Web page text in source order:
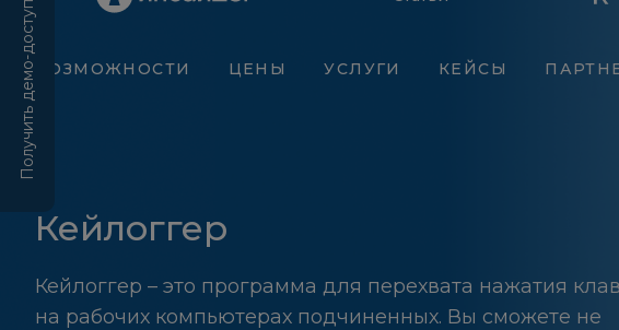
Получить демо-доступ ВОЗМОЖНОСТИ ЦЕНЫ УСЛУГИ КЕЙСЫ
Кейлоггер
Кейлоггер – это программа для перехвата нажатия
на рабочих компьютерах подчиненных. Вы сможете не